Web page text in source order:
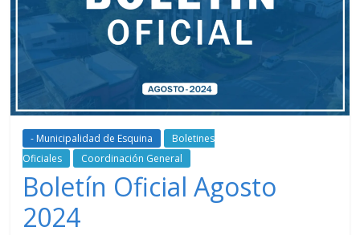
- Municipalidad de Esquina
Boletines
Oficiales
Coordinación General
Boletín Oficial Agosto
2024